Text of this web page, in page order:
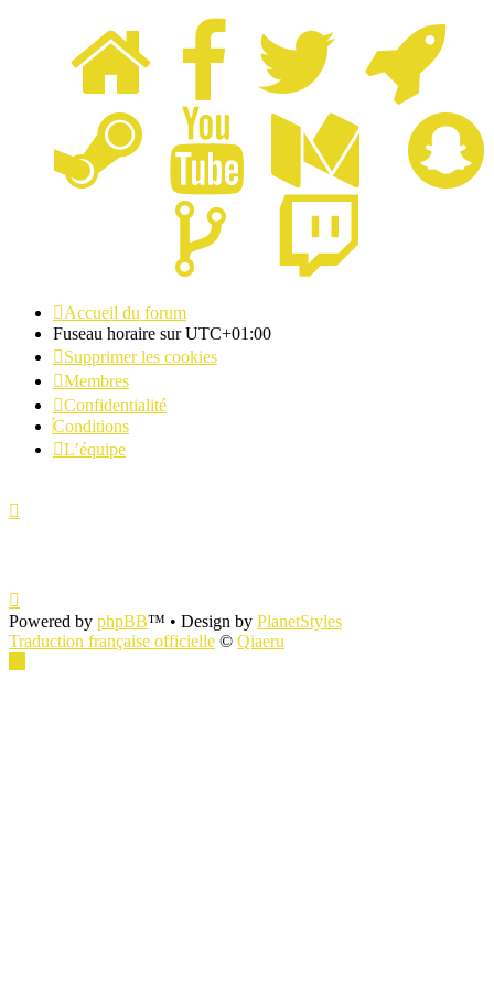
Accueil du forum
Fuseau horaire surUTC+01:00
Supprimer les cookies
Membres
Confidentialité
Conditions
L’équipe
Powered by phpBB™ • Design by PlanetStyles
Traduction française officielle © Qiaeru